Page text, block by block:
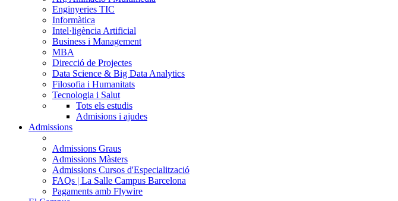
Enginyeries TIC
Informàtica
Intel·ligència Artificial
Business i Management
MBA
Direcció de Projectes
Data Science & Big Data Analytics
Filosofia i Humanitats
Tecnologia i Salut
Tots els estudis
Admisions i ajudes
Admissions
Admissions Graus
Admissions Màsters
Admissions Cursos d'Especialització
FAQs | La Salle Campus Barcelona
Pagaments amb Flywire